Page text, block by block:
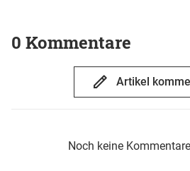
0 Kommentare
Artikel
Noch keine